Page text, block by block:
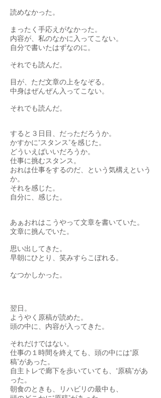
読めなかった。
まったく手応えがなかった。
内容が、私のなかに入ってこない。
自分で書いたはずなのに。
それでも読んだ。
目が、ただ文章の上をなぞる。
中身はぜんぜん入ってこない。
それでも読んだ。
すると３日目、だっただろうか。
かすかに“スタンス”を感じた。
どういえばいいだろうか。
仕事に挑むスタンス。
おれは仕事をするのだ、という気構えという
か。
それを感じた。
自分に、感じた。
あぁおれはこうやって文章を書いていた。
文章に挑んでいた。
思い出してきた。
早朝にひとり、笑みすらこぼれる。
なつかしかった。
翌日。
ようやく原稿が読めた。
頭の中に、内容が入ってきた。
それだけではない。
仕事の１時間を終えても、頭の中には“原
稿”があった。
自主トレで廊下を歩いていても、“原稿”があ
った。
朝食のときも、リハビリの最中も、